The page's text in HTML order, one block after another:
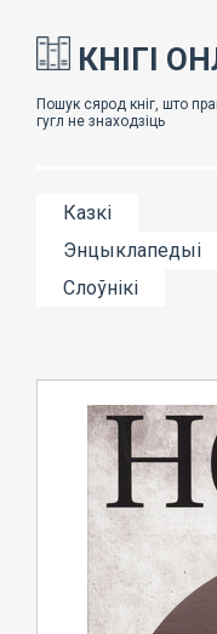
КНІГІ
Казкі
Энцыклапедыі
Слоўнікі